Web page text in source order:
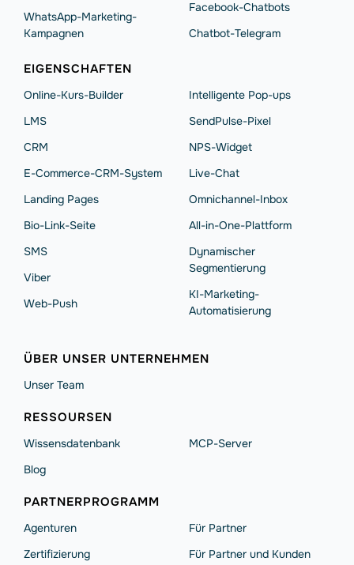
WhatsApp-Marketing-
Kampagnen
Facebook-Chatbots
Chatbot-Telegram
EIGENSCHAFTEN
Online-Kurs-Builder
LMS
CRM
E-Commerce-CRM-System
Landing Pages
Bio-Link-Seite
SMS
Viber
Web-Push
Intelligente Pop-ups
SendPulse-Pixel
NPS-Widget
Live-Chat
Omnichannel-Inbox
All-in-One-Plattform
Dynamischer
Segmentierung
KI-Marketing-
Automatisierung
ÜBER UNSER UNTERNEHMEN
Unser Team
RESSOURSEN
Wissensdatenbank
Blog
MCP-Server
PARTNERPROGRAMM
Agenturen
Zertifizierung
Für Partner
Für Partner und Kunden